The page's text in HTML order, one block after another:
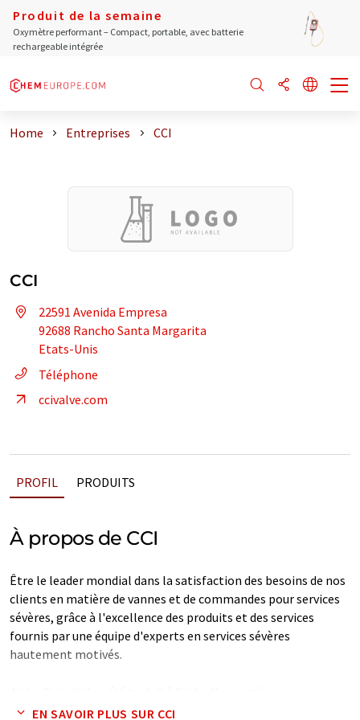
Produit de la semaine
Oxymètre performant – Compact, portable, avec batterie
rechargeable intégrée
Home Entreprises CCI
CCI
22591 Avenida Empresa
92688 Rancho Santa Margarita
Etats-Unis
Téléphone
ccivalve.com
PROFIL PRODUITS
À propos de CCI
Être le leader mondial dans la satisfaction des besoins de nos
clients en matière de vannes et de commandes pour services
sévères, grâce à l'excellence des produits et des services
fournis par une équipe d'experts en services sévères
hautement motivés.
informatique sans intervention humaine. LUMITOS propose
EN SAVOIR PLUS SUR CCI